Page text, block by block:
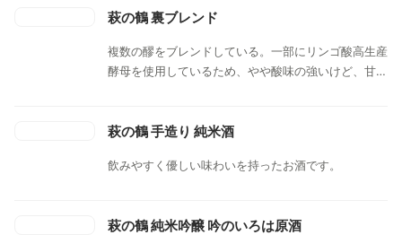
萩の鶴 裏ブレンド
複数の醪をブレンドしている。一部にリンゴ酸高生産
酵母を使用しているため、やや酸味の強いけど、甘み
萩の鶴 手造り 純米酒
飲みやすく優しい味わいを持ったお酒です。
萩の鶴 純米吟醸 吟のいろは原酒